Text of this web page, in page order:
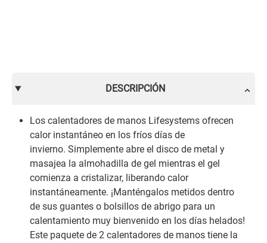
DESCRIPCIÓN
Los calentadores de manos Lifesystems ofrecen
calor instantáneo en los fríos días de
invierno. Simplemente abre el disco de metal y
masajea la almohadilla de gel mientras el gel
comienza a cristalizar, liberando calor
instantáneamente. ¡Manténgalos metidos dentro
de sus guantes o bolsillos de abrigo para un
calentamiento muy bienvenido en los días helados!
Este paquete de 2 calentadores de manos tiene la